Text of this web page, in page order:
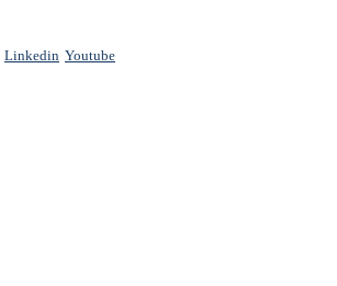
Linkedin Youtube